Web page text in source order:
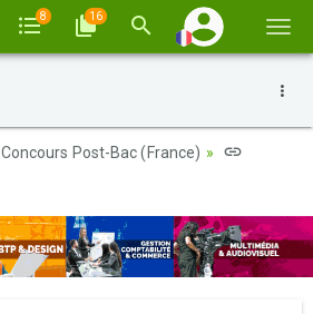
la
8 16
Concours Post-Bac (France)